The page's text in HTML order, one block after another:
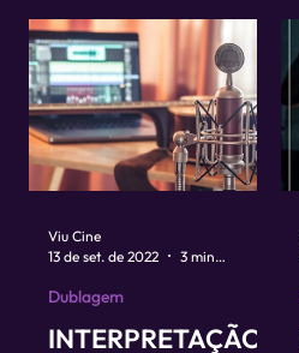
INTERPRETAÇÃO
Dublagem
Viu Cine
13 de set. de 2022
3 min de leitura